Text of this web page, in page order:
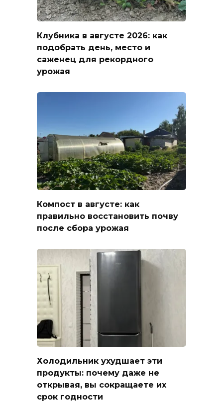
Клубника в августе 2026: как
подобрать день, место и
саженец для рекордного
урожая
Компост в августе: как
правильно восстановить почву
после сбора урожая
Холодильник ухудшает эти
продукты: почему даже не
открывая, вы сокращаете их
срок годности